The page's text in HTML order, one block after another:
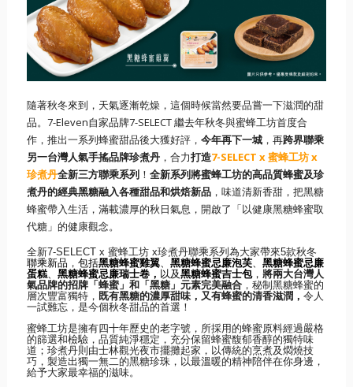
隨著秋冬來到，天氣逐漸乾燥， 這個時候當然要品嘗一下滋潤的甜
品。 7-Eleven自家品牌7-SELECT繼去年秋冬與蜜蜂工坊首度合
作，推出一系列蜂蜜甜品後大獲好評， 今年再下一城，再跨界聯乘
另一台灣人氣手搖品牌珍煮丹，合力打造7-SELECT x蜜蜂工坊x
珍煮丹全新三方聯乘系列！ 全新系列將蜜蜂工坊的高品質蜂蜜及珍
煮丹的經典黑糖融入各種甜品和烘焙新品，味道清新香甜， 把黑糖
蜂蜜帶入生活，滿載濃厚的秋日氣息，開啟了「以健康黑糖蜂蜜取
代糖」的健康觀念。
全新7-SELECT x 蜜蜂工坊x珍煮丹聯乘系列為大家帶來5款秋冬
聯乘新品 ， 包括黑糖蜂蜜雞翼、 黑糖蜂蜜忌廉泡芙、 黑糖蜂蜜忌廉
蛋糕、 黑糖蜂蜜忌廉瑞士卷， 以及黑糖蜂蜜吉士包， 將兩大台灣人
氣品牌的招牌「蜂蜜」和「黑糖」 元素完美融合，秘制黑糖蜂蜜的
層次豐富獨特， 既有黑糖的濃厚甜味，又有蜂蜜的清香滋潤， 令人
一試難忘，是今個秋冬甜品的首選！
蜜蜂工坊是擁有四十年歷史的老字號， 所採用的蜂蜜原料經過嚴格
的篩選和檢驗，品質純淨穩定， 充分保留蜂蜜馥郁香醇的獨特味
道； 珍煮丹則由士林觀光夜市擺攤起家，以傳統的烹煮及燜燒技
巧， 製造出獨一無二的黑糖珍珠，以最溫暖的精神陪伴在你身邊，
給予大家最幸福的滋味。